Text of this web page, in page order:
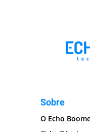
Sobre
O Echo